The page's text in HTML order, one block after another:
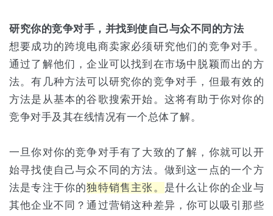
研究你的竞争对手，并找到使自己与众不同的方法
想要成功的跨境电商卖家必须研究他们的竞争对手。
通过了解他们，企业可以找到在市场中脱颖而出的方
法。有几种方法可以研究你的竞争对手，但最有效的
方法是从基本的谷歌搜索开始。这将有助于你对你的
竞争对手及其在线情况有一个总体了解。
一旦你对你的竞争对手有了大致的了解，你就可以开
始寻找使自己与众不同的方法。做到这一点的一个方
法是专注于你的独特销售主张。 是什么让你的企业与
其他企业不同？通过营销这种差异，你可以吸引那些